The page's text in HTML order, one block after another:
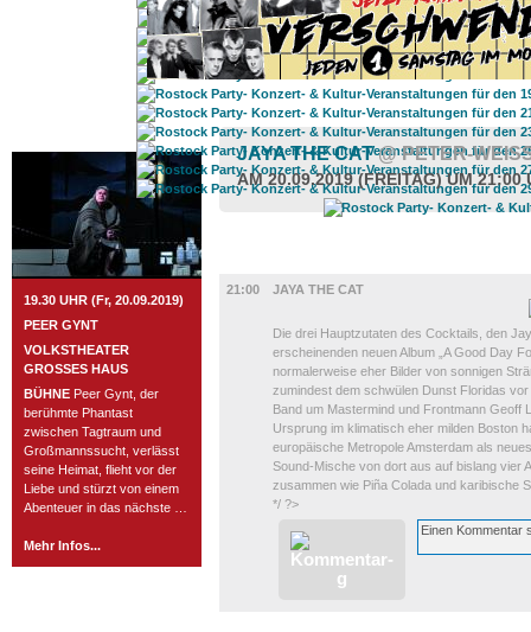
ROSTOCK TAGESTIPP
19.30 UHR (Fr, 20.09.2019)
PEER GYNT
VOLKSTHEATER
GROSSES HAUS
BÜHNE Peer Gynt, der
berühmte Phantast
zwischen Tagtraum und
Großmannssucht, verlässt
seine Heimat, flieht vor der
Liebe und stürzt von einem
Abenteuer in das nächste …
Mehr Infos...
JAYA THE CAT@ PETER-
AM 20.09.2019 (FREITAG) UM 21:00
21:00
JAYA THE CAT
Die drei Hauptzutaten des Cocktails, den
erscheinenden neuen Album „A Good Day
normalerweise eher Bilder von sonnigen
zumindest dem schwülen Dunst Floridas
Band um Mastermind und Frontmann Geoff
Ursprung im klimatisch eher milden Boston
europäische Metropole Amsterdam als
Sound-Mische von dort aus auf bislang vier
zusammen wie Piña Colada und karibische
*/ ?>